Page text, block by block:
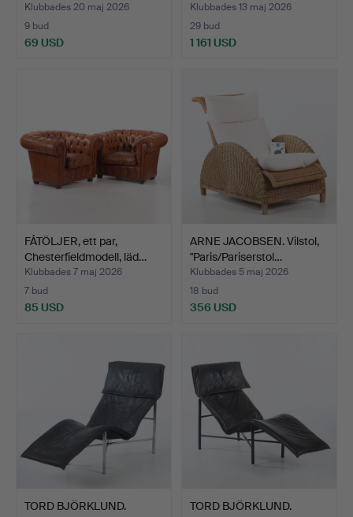
Klubbades 20 maj 2026
9 bud
69 USD
Klubbades 13 maj 2026
29 bud
1 161 USD
FÅTÖLJER, ett par,
Chesterfieldmodell, läd…
Klubbades 7 maj 2026
7 bud
85 USD
ARNE JACOBSEN. Vilstol,
"Paris/Pariserstol…
Klubbades 5 maj 2026
18 bud
356 USD
TORD BJÖRKLUND.
TORD BJÖRKLUND.